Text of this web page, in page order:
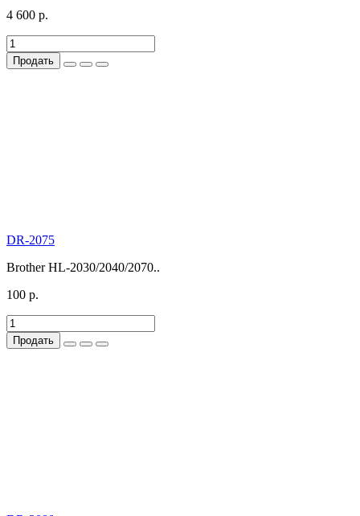
4 600 р.
Продать
DR-2075
Brother HL-2030/2040/2070..
100 р.
Продать